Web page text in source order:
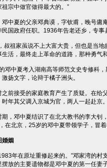
宗中做官做得最大的。”
夏的父亲邓典谟，字钦甫，晚号庸
国政府任职。1936年告老还乡，专事
祖家虽说不上大富大贵，但也是当地
活，最终走上革命的道路，那种勇气
中夏考入湖南高等师范文史专修科，
扬文字，论辩于橘子洲头。
接受的家庭教育产生了质疑。在给父
年其父调入京城为官，两人一起赴京。
邓中夏结识了在北大教书的李大钊
在北京，25岁的邓中夏带领学子，冒
姻
年在原址重修起来的。”邓家湾的村
放的主要遗物都是邓中夏的第一任妻